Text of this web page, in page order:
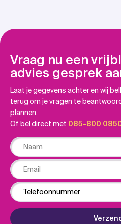
Vraag nu een
advies gesprek
Laat je gegevens achter en wij
terug om je vragen te
plannen.
Of bel direct met 085-800
Naam
Email
Phone